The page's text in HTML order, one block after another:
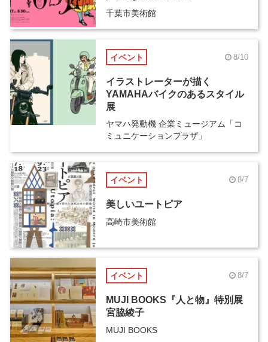
千葉市美術館
イベント 8/10
イラストレーターが描く
YAMAHAバイクのあるスタイル
展
ヤマハ発動機 企業ミュージアム「コ
ミュニケーションプラザ」
イベント 8/7
美しいユートピア
高崎市美術館
イベント 8/7
MUJI BOOKS『人と物』特別展
宮脇綾子
MUJI BOOKS